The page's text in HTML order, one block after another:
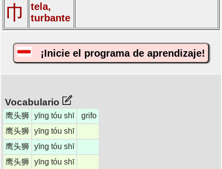
巾
tela,
turbante
¡Inicie el programa de aprendizaje!
Vocabulario
鹰头狮 yīng tóu shī
grifo
鹰头狮
yīng tóu shī
鹰头狮
yīng tóu shī
鹰头狮
yīng tóu shī